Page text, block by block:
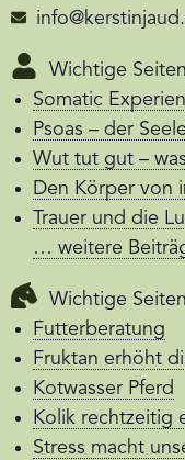
Wichtige
Somatic
Psoas – der
Wut tut gut –
Den Körper von
Trauer und die
… weitere
Wichtige
Futterberatung
Fruktan erhöht
Kotwasser Pferd
Kolik rechtzeitig
Stress macht